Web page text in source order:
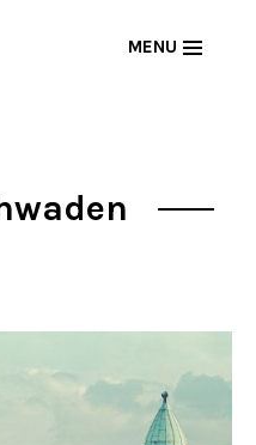
MENU